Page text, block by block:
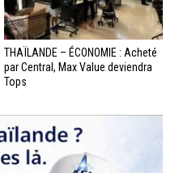
THAÏLANDE – ÉCONOMIE : Acheté
par Central, Max Value deviendra
Tops